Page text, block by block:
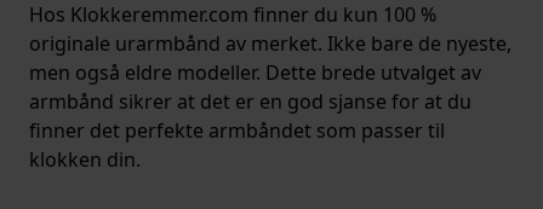
Hos Klokkeremmer.com finner du kun 100 %
originale urarmbånd av merket. Ikke bare de nyeste,
men også eldre modeller. Dette brede utvalget av
armbånd sikrer at det er en god sjanse for at du
finner det perfekte armbåndet som passer til
klokken din.